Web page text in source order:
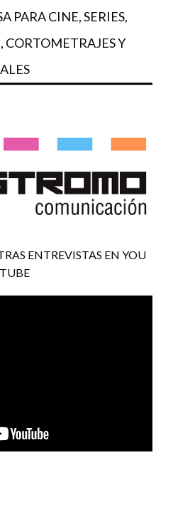
PARA CINE, SERIES,
CORTOMETRAJES Y
ENTREVISTAS EN YOU
TUBE